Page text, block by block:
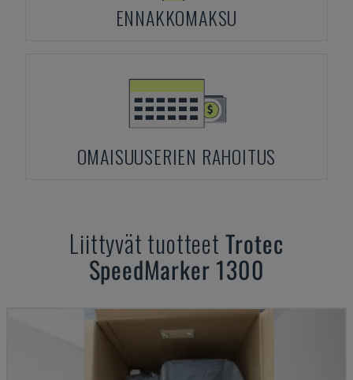
ENNAKKOMAKSU
OMAISUUSERIEN RAHOITUS
Liittyvät tuotteet Trotec
SpeedMarker 1300